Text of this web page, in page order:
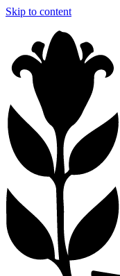
Skip to content